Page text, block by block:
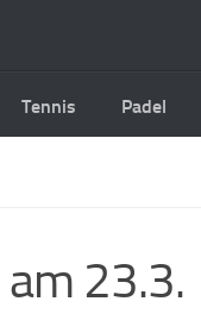
Tennis Padel
23.3.